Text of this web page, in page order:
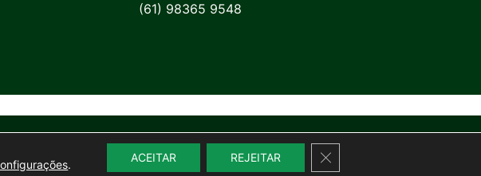
(61) 98365 9548
Objetivo .
ACEITAR REJEITAR Close GDPR Cookie Banner